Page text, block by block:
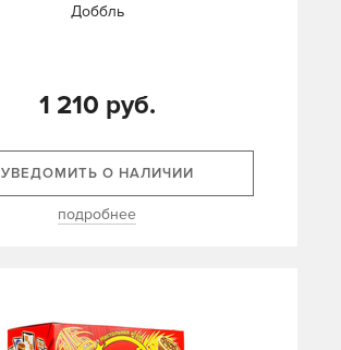
Доббль
1 210 руб.
УВЕДОМИТЬ О НАЛИЧИИ
подробнее